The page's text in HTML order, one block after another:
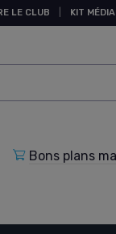
LE CLUB KIT
Bons plans